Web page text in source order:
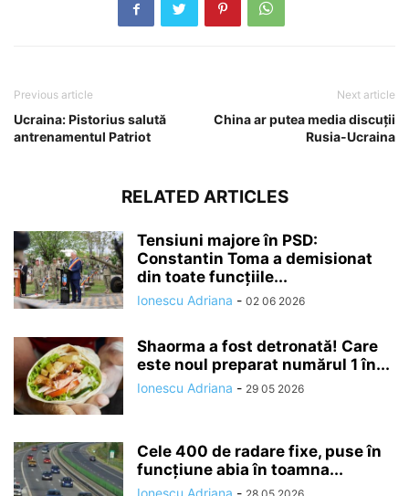
Previous article
Ucraina: Pistorius salută
antrenamentul Patriot
Next article
China ar putea media discuții
Rusia-Ucraina
RELATED ARTICLES
Tensiuni majore în PSD:
Constantin Toma a demisionat
din toate funcțiile...
Ionescu Adriana - 02 06 2026
Shaorma a fost detronată! Care
este noul preparat numărul 1 în...
Ionescu Adriana - 29 05 2026
Cele 400 de radare fixe, puse în
funcțiune abia în toamna...
Ionescu Adriana -